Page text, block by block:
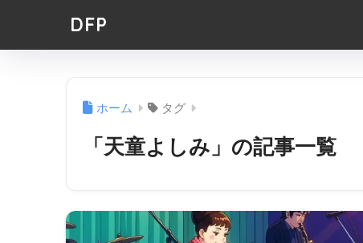
DFP
ホーム タグ
「天童よしみ」の記事一覧